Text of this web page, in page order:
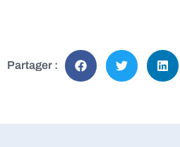
Partager :